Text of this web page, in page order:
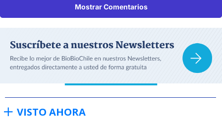
Mostrar Comentarios
VISTO AHORA